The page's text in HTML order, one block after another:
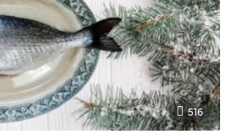
516